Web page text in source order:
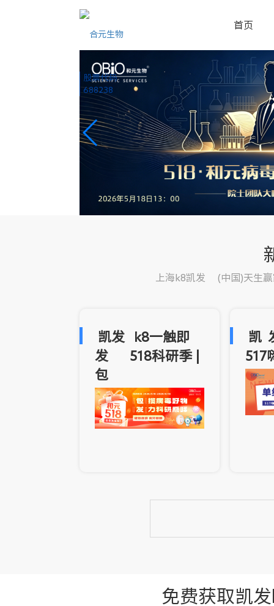
股票代码
688238
首页
上海k8凯发(中国)天
凯发k8一触即
发518科研季 |
包
凯
517
免费获取凯